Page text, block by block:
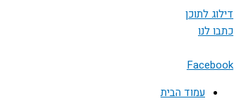
דילוג לתוכן
כתבו לנו
Facebook
עמוד הבית